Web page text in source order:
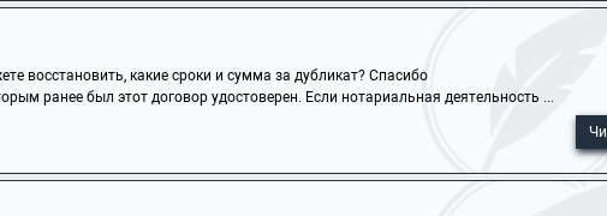
восстановить, какие сроки и сумма за дубликат? Спасибо
ранее был этот договор удостоверен. Если нотариальная деятельность ...